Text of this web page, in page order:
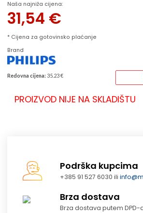
Naša najniža cijena:
31,54 €
* Cijena za gotovinsko plaćanje
Brand
Redovna cijena: 35.23 €
PROIZVOD NIJE NA SKLADIŠTU
Podrška kupcima
+385 91 527 6030 ili
Brza dostava
Brza dostava putem DPD-